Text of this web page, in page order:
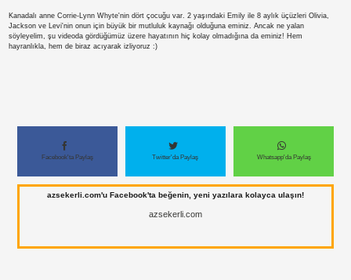
Kanadalı anne Corrie-Lynn Whyte'nin dört çocuğu var. 2 yaşındaki Emily ile 8 aylık üçüzleri Olivia,
Jackson ve Levi'nin onun için büyük bir mutluluk kaynağı olduğuna eminiz. Ancak ne yalan
söyleyelim, şu videoda gördüğümüz üzere hayatının hiç kolay olmadığına da eminiz! Hem
hayranlıkla, hem de biraz acıyarak izliyoruz :)
Paylaş
Paylaş
Paylaş
Paylaş
Paylaş
Paylaş
Paylaş
Paylaş
Paylaş
Paylaş
Facebook'ta Paylaş Twitter'da Paylaş Whatsapp'da Paylaş
azsekerli.com'u Facebook'ta beğenin, yeni yazılara kolayca ulaşın!
azsekerli.com